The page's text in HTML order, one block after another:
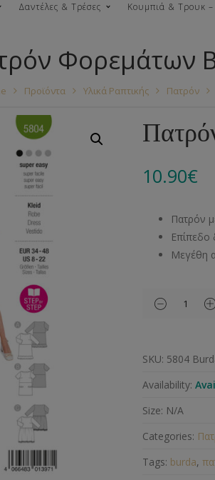
Κουμπώματα
Αλυσίδες
Μεταλλικά Εξαρτήματα
Δαντέλες & Τρέσες
Βαμβακερές
Μπροντερί
Κουμπιά & Τρουκ
Ξύλινα
Στρας
Άλλα Υλικά
Φορεμάτων
Προϊόντα Υλικά Ραπτικής Πατρόν
10.90€
Πατρόν
Επίπεδο
Μεγέθη
SKU: 5804
Availability:
Size: N/A
Categories:
Tags: burda,